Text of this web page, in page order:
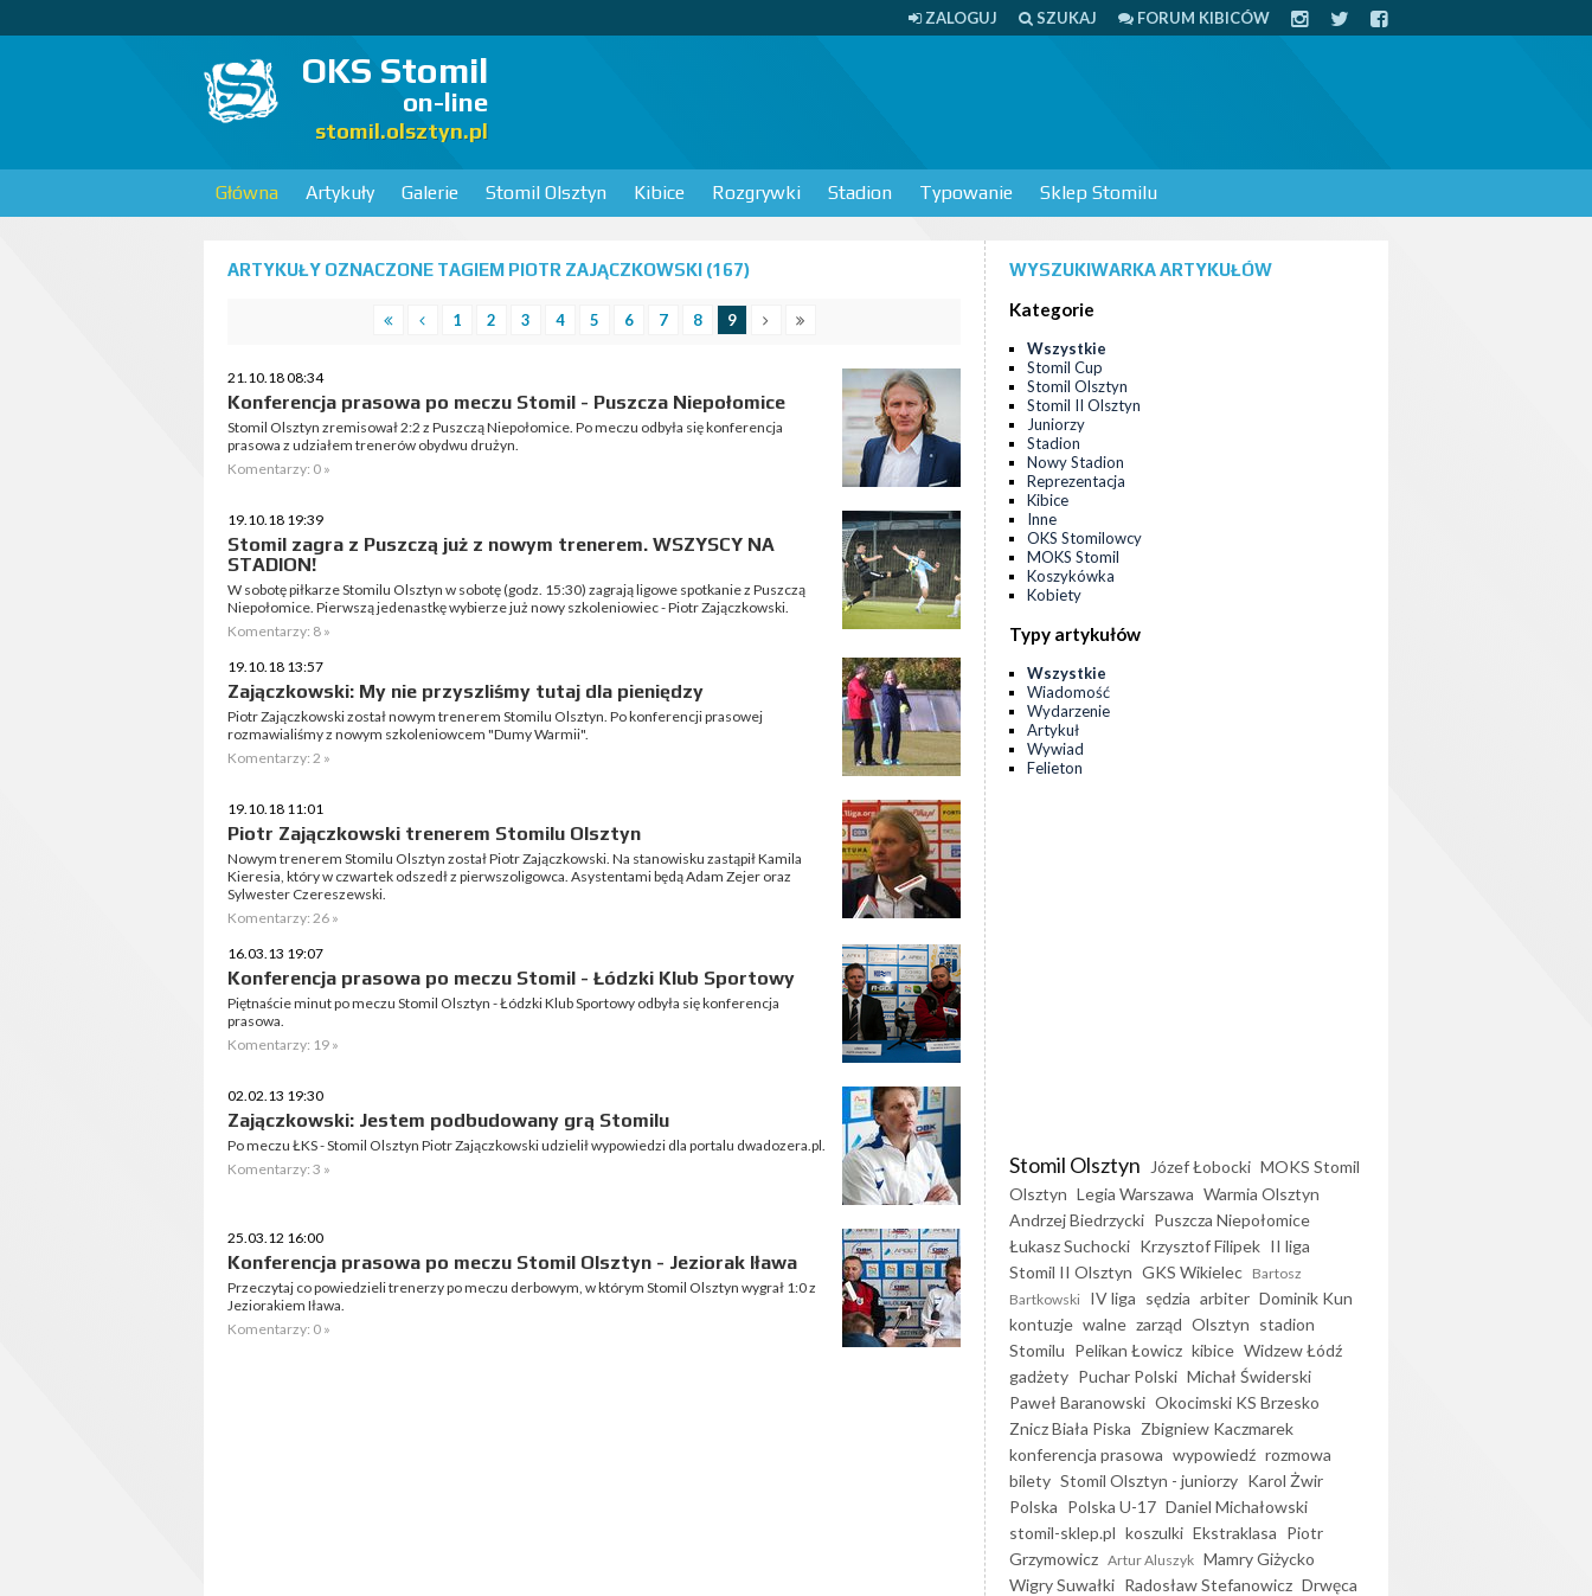
ZALOGUJ SZUKAJ FORUM KIBICÓW
OKS Stomil
on-line
stomil.olsztyn.pl
Główna Artykuły Galerie Stomil Olsztyn Kibice Rozgrywki Stadion Typowanie Sklep Stomilu
ARTYKUŁY OZNACZONE TAGIEM PIOTR ZAJĄCZKOWSKI (167)
1 2 3 4 5 6 7 8 9
21.10.18 08:34
Konferencja prasowa po meczu Stomil - Puszcza Niepołomice
Stomil Olsztyn zremisował 2:2 z Puszczą Niepołomice. Po meczu odbyła się konferencja
prasowa z udziałem trenerów obydwu drużyn.
Komentarzy: 0 »
19.10.18 19:39
Stomil zagra z Puszczą już z nowym trenerem. WSZYSCY NA
STADION!
W sobotę piłkarze Stomilu Olsztyn w sobotę (godz. 15:30) zagrają ligowe spotkanie z Puszczą
Niepołomice. Pierwszą jedenastkę wybierze już nowy szkoleniowiec - Piotr Zajączkowski.
Komentarzy: 8 »
19.10.18 13:57
Zajączkowski: My nie przyszliśmy tutaj dla pieniędzy
Piotr Zajączkowski został nowym trenerem Stomilu Olsztyn. Po konferencji prasowej
rozmawialiśmy z nowym szkoleniowcem "Dumy Warmii".
Komentarzy: 2 »
19.10.18 11:01
Piotr Zajączkowski trenerem Stomilu Olsztyn
Nowym trenerem Stomilu Olsztyn został Piotr Zajączkowski. Na stanowisku zastąpił Kamila
Kieresia, który w czwartek odszedł z pierwszoligowca. Asystentami będą Adam Zejer oraz
Sylwester Czereszewski.
Komentarzy: 26 »
16.03.13 19:07
Konferencja prasowa po meczu Stomil - Łódzki Klub Sportowy
Piętnaście minut po meczu Stomil Olsztyn - Łódzki Klub Sportowy odbyła się konferencja
prasowa.
Komentarzy: 19 »
02.02.13 19:30
Zajączkowski: Jestem podbudowany grą Stomilu
Po meczu ŁKS - Stomil Olsztyn Piotr Zajączkowski udzielił wypowiedzi dla portalu dwadozera.pl.
Komentarzy: 3 »
25.03.12 16:00
Konferencja prasowa po meczu Stomil Olsztyn - Jeziorak Iława
Przeczytaj co powiedzieli trenerzy po meczu derbowym, w którym Stomil Olsztyn wygrał 1:0 z
Jeziorakiem Iława.
Komentarzy: 0 »
WYSZUKIWARKA ARTYKUŁÓW
Kategorie
Wszystkie
Stomil Cup
Stomil Olsztyn
Stomil II Olsztyn
Juniorzy
Stadion
Nowy Stadion
Reprezentacja
Kibice
Inne
OKS Stomilowcy
MOKS Stomil
Koszykówka
Kobiety
Typy artykułów
Wszystkie
Wiadomość
Wydarzenie
Artykuł
Wywiad
Felieton
Stomil Olsztyn Józef Łobocki MOKS Stomil
Olsztyn Legia Warszawa Warmia Olsztyn
Andrzej Biedrzycki Puszcza Niepołomice
Łukasz Suchocki Krzysztof Filipek II liga
Stomil II Olsztyn GKS Wikielec Bartosz
Bartkowski IV liga sędzia arbiter Dominik Kun
kontuzje walne zarząd Olsztyn stadion
Stomilu Pelikan Łowicz kibice Widzew Łódź
gadżety Puchar Polski Michał Świderski
Paweł Baranowski Okocimski KS Brzesko
Znicz Biała Piska Zbigniew Kaczmarek
konferencja prasowa wypowiedź rozmowa
bilety Stomil Olsztyn - juniorzy Karol Żwir
Polska Polska U-17 Daniel Michałowski
stomil-sklep.pl koszulki Ekstraklasa Piotr
Grzymowicz Artur Aluszyk Mamry Giżycko
Wigry Suwałki Radosław Stefanowicz Drwęca